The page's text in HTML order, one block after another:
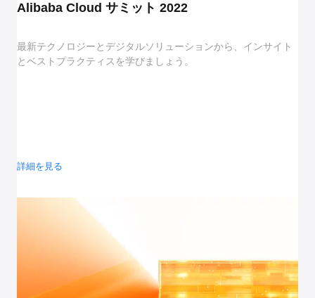
Alibaba Cloud サミット 2022
最新テクノロジーとデジタルソリューションから、インサイト
とベストプラクティスを学びましょう。
詳細を見る